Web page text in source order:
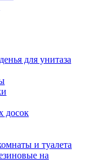
для унитаза
досок
и туалета
на